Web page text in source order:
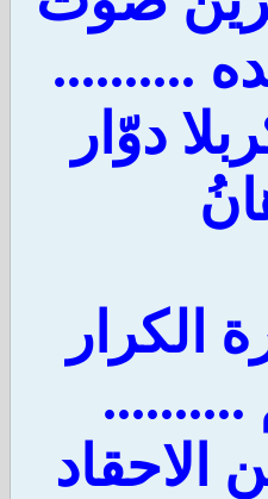
..........
دوّار
الكرار
..........
الاحقاد